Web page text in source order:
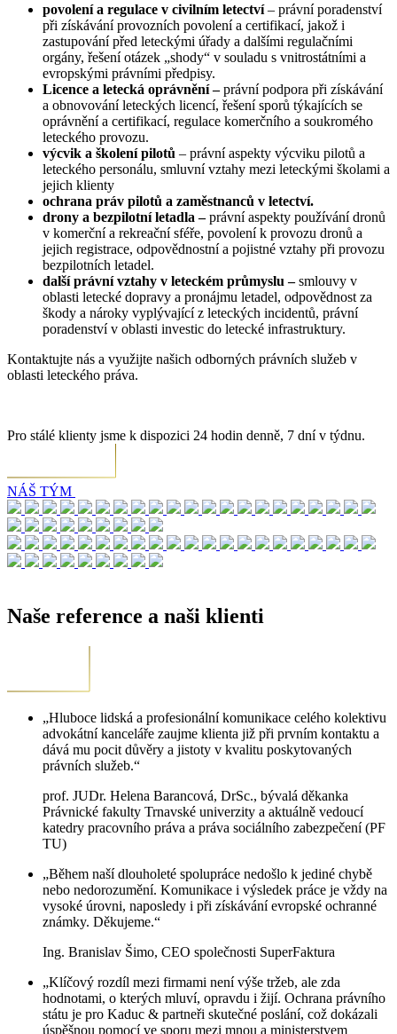
povolení a regulace v civilním letectví– právní poradenství
při získávání provozních povolení a certifikací, jakož i
zastupování před leteckými úřady a dalšími regulačními
orgány, řešení otázek „shody“ v souladu s vnitrostátními a
evropskými právními předpisy.
Licence a letecká oprávnění –právní podpora při získávání
a obnovování leteckých licencí, řešení sporů týkajících se
oprávnění a certifikací, regulace komerčního a soukromého
leteckého provozu.
výcvik a školení pilotů – právní aspekty výcviku pilotů a
leteckého personálu, smluvní vztahy mezi leteckými školami a
jejich klienty
ochrana práv pilotů a zaměstnanců v letectví.
drony a bezpilotní letadla –právní aspekty používání dronů
v komerční a rekreační sféře, povolení k provozu dronů a
jejich registrace, odpovědnostní a pojistné vztahy při provozu
bezpilotních letadel.
další právní vztahy v leteckém průmyslu –smlouvy v
oblasti letecké dopravy a pronájmu letadel, odpovědnost za
škody a nároky vyplývající z leteckých incidentů, právní
poradenství v oblasti investic do letecké infrastruktury.
Kontaktujte nás a využijte našich odborných právních služeb v
oblasti leteckého práva.
Pro stálé klienty jsme k dispozici 24 hodin denně, 7 dní v týdnu.
NÁŠ TÝM
Naše reference a naši klienti
„Hluboce lidská a profesionální komunikace celého kolektivu
advokátní kanceláře zaujme klienta již při prvním kontaktu a
dává mu pocit důvěry a jistoty v kvalitu poskytovaných
právních služeb.“
prof. JUDr. Helena Barancová, DrSc., bývalá děkanka
Právnické fakulty Trnavské univerzity a aktuálně vedoucí
katedry pracovního práva a práva sociálního zabezpečení (PF
TU)
„Během naší dlouholeté spolupráce nedošlo k jediné chybě
nebo nedorozumění. Komunikace i výsledek práce je vždy na
vysoké úrovni, naposledy i při získávání evropské ochranné
známky. Děkujeme.“
Ing. Branislav Šimo, CEO společnosti SuperFaktura
„Klíčový rozdíl mezi firmami není výše tržeb, ale zda
hodnotami, o kterých mluví, opravdu i žijí. Ochrana právního
státu je pro Kaduc & partneři skutečné poslání, což dokázali
úspěšnou pomocí ve sporu mezi mnou a ministerstvem